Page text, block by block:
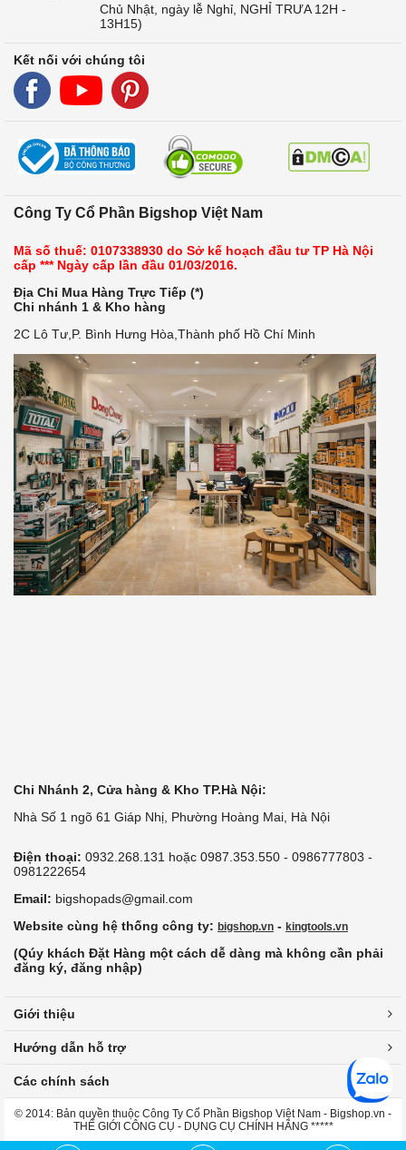
Chủ Nhật, ngày lễ Nghỉ, NGHỈ TRƯA 12H -
13H15)
Kết nối với chúng tôi
Công Ty Cổ Phần Bigshop Việt Nam
Mã số thuế: 0107338930 do Sở kế hoạch đầu tư TP Hà Nội
cấp *** Ngày cấp lần đầu 01/03/2016.
Địa Chỉ Mua Hàng Trực Tiếp (*)
Chi nhánh 1 & Kho hàng
2C Lô Tư,P. Bình Hưng Hòa,Thành phố Hồ Chí Minh
Chi Nhánh 2, Cửa hàng & Kho TP.Hà Nội:
Nhà Số 1 ngõ 61 Giáp Nhị, Phường Hoàng Mai, Hà Nội
Điện thoại: 0932.268.131 hoặc 0987.353.550 - 0986777803 -
0981222654
Email: bigshopads@gmail.com
Website cùng hệ thống công ty: bigshop.vn - kingtools.vn
(Qúy khách Đặt Hàng một cách dễ dàng mà không cần phải
đăng ký, đăng nhập)
Giới thiệu
Hướng dẫn hỗ trợ
Các chính sách
© 2014: Bản quyền thuộc Công Ty Cổ Phần Bigshop Việt Nam - Bigshop.vn -
THẾ GIỚI CÔNG CỤ - DỤNG CỤ CHÍNH HÃNG *****